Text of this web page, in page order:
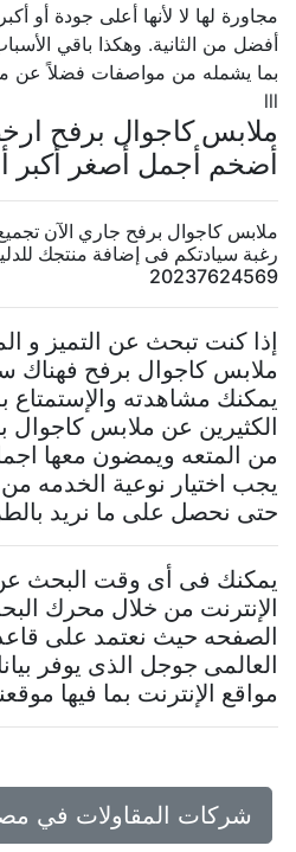
مجاورة لها لا لأنها أعلى جودة أو
أفضل من الثانية. وهكذا باقي
بما يشمله من مواصفات فضلاً عن
ملابس كاجوال برفح
أضخم أجمل أصغر أكبر
ملابس كاجوال برفح جاري الآن تجميع
رغبة سيادتكم فى إضافة منتجك للدليل
20237624569
إذا كنت تبحث عن التميز و
ملابس كاجوال برفح فهناك
يمكنك مشاهدته والإستمتاع
الكثيرين عن ملابس كاجوال
من المتعه ويمضون معها
يجب اختيار نوعية الخدمه
حتى نحصل على ما نريد
يمكنك فى أى وقت البحث
الإنترنت من خلال محرك
الصفحه حيث نعتمد على قاعدة
العالمى جوجل الذى يوفر
مواقع الإنترنت بما فيها موقعنا
شركات المقاولات في مصر